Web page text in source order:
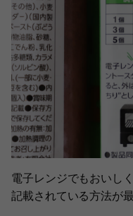
電子レンジでもおいし
記載されている方法が最